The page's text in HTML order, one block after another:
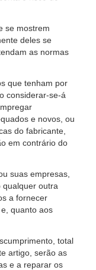
se mostrem
deles se
as normas
que tenham por
considerar-se-á
e novos, ou
do fabricante,
em contrário do
suas empresas,
qualquer outra
a fornecer
quanto aos
total
artigo, serão as
e a reparar os